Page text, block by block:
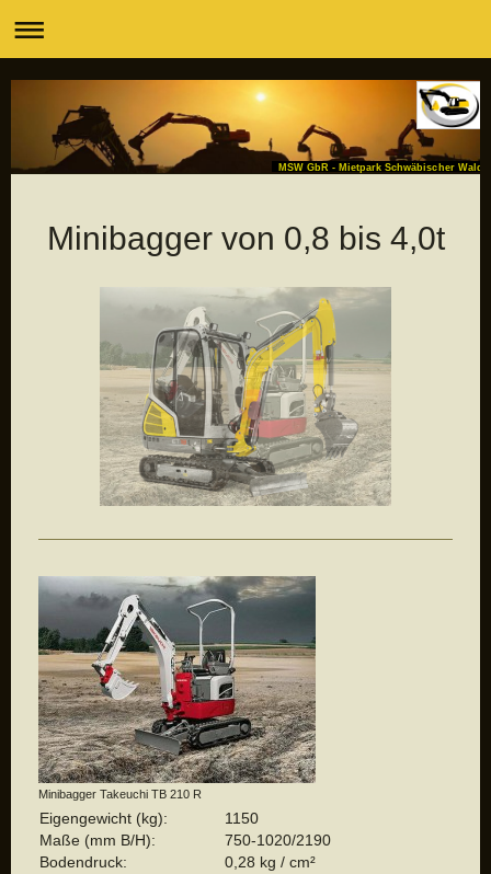
MSW GbR - Mietpark Schwäbischer Wald
Minibagger von 0,8 bis 4,0t
Minibagger Takeuchi TB 210 R
Eigengewicht (kg):
1150
Maße (mm B/H):
750-1020/2190
Bodendruck:
0,28 kg / cm²